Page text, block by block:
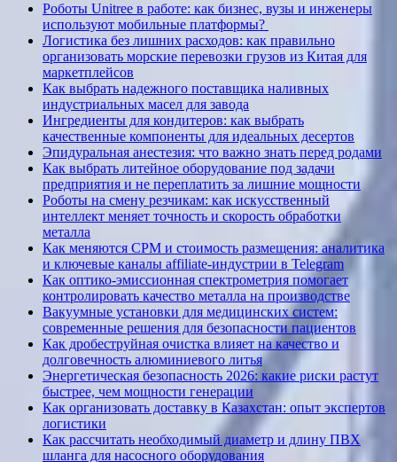
Роботы Unitree в работе: как бизнес, вузы и инженеры
используют мобильные платформы?
Логистика без лишних расходов: как правильно
организовать морские перевозки грузов из Китая для
маркетплейсов
Как выбрать надежного поставщика наливных
индустриальных масел для завода
Ингредиенты для кондитеров: как выбрать
качественные компоненты для идеальных десертов
Эпидуральная анестезия: что важно знать перед родами
Как выбрать литейное оборудование под задачи
предприятия и не переплатить за лишние мощности
Роботы на смену резчикам: как искусственный
интеллект меняет точность и скорость обработки
металла
Как меняются CPM и стоимость размещения: аналитика
и ключевые каналы affiliate-индустрии в Telegram
Как оптико-эмиссионная спектрометрия помогает
контролировать качество металла на производстве
Вакуумные установки для медицинских систем:
современные решения для безопасности пациентов
Как дробеструйная очистка влияет на качество и
долговечность алюминиевого литья
Энергетическая безопасность 2026: какие риски растут
быстрее, чем мощности генерации
Как организовать доставку в Казахстан: опыт экспертов
логистики
Как рассчитать необходимый диаметр и длину ПВХ
шланга для насосного оборудования